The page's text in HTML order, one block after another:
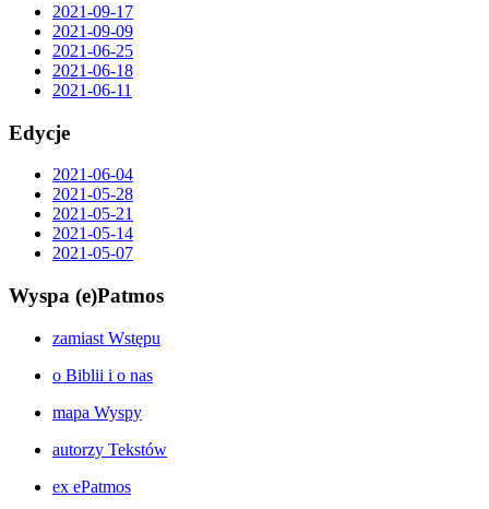
2021-09-17
2021-09-09
2021-06-25
2021-06-18
2021-06-11
Edycje
2021-06-04
2021-05-28
2021-05-21
2021-05-14
2021-05-07
Wyspa (e)Patmos
zamiast Wstępu
o Biblii i o nas
mapa Wyspy
autorzy Tekstów
ex ePatmos